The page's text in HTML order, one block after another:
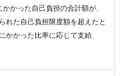
かった自己負担の合計額が、
れた自己負担限度額を超えたと
かかった比率に応じて支給